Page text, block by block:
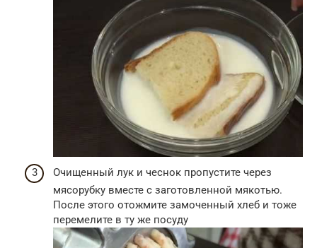
Очищенный лук и чеснок пропустите через
мясорубку вместе с заготовленной мякотью.
После этого отожмите замоченный хлеб и тоже
перемелите в ту же посуду